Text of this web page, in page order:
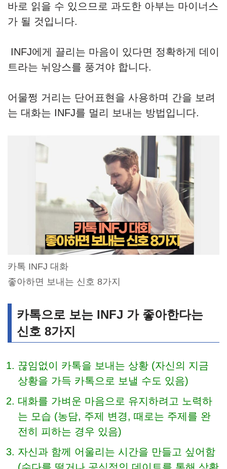
바로 읽을 수 있으므로 과도한 아부는 마이너스
가 될 것입니다.
INFJ에게 끌리는 마음이 있다면 정확하게 데이
트라는 뉘앙스를 풍겨야 합니다.
어물쩡 거리는 단어표현을 사용하며 간을 보려
는 대화는 INFJ를 멀리 보내는 방법입니다.
카톡 INFJ 대화
좋아하면 보내는 신호 8가지
카톡으로 보는 INFJ 가 좋아한다는
신호 8가지
끊임없이 카톡을 보내는 상황 (자신의 지금
상황을 가득 카톡으로 보낼 수도 있음)
대화를 가벼운 마음으로 유지하려고 노력하
는 모습 (농담, 주제 변경, 때로는 주제를 완
전히 피하는 경우 있음)
자신과 함께 어울리는 시간을 만들고 싶어함